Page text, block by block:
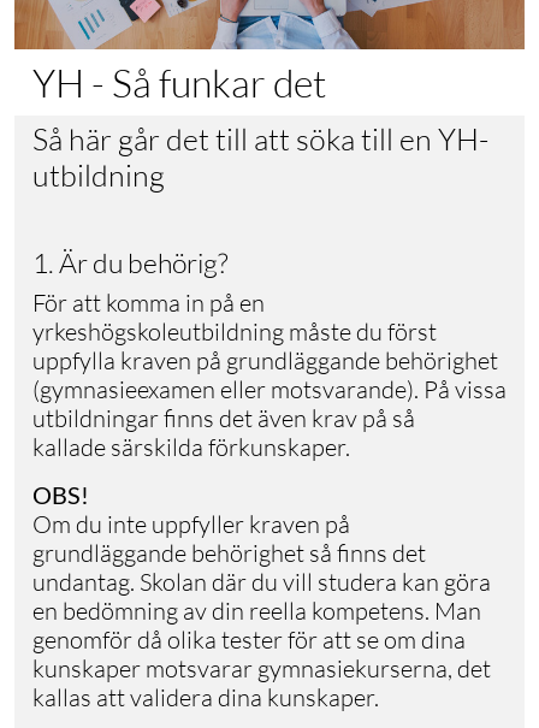
YH - Så funkar det
Så här går det till att söka till en YH-
utbildning
1. Är du behörig?
För att komma in på en
yrkeshögskoleutbildning måste du först
uppfylla kraven på grundläggande behörighet
(gymnasieexamen eller motsvarande). På vissa
utbildningar finns det även krav på så
kallade särskilda förkunskaper.
OBS!
Om du inte uppfyller kraven på
grundläggande behörighet så finns det
undantag. Skolan där du vill studera kan göra
en bedömning av din reella kompetens. Man
genomför då olika tester för att se om dina
kunskaper motsvarar gymnasiekurserna, det
kallas att validera dina kunskaper.